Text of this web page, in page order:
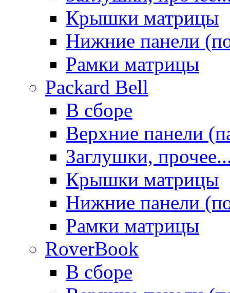
Крышки матрицы
Нижние панели
Рамки матрицы
Packard Bell
В сборе
Верхние панели
Заглушки,
Крышки матрицы
Нижние панели
Рамки матрицы
RoverBook
В сборе